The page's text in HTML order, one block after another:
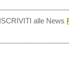
alle News